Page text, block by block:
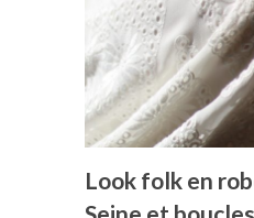
Look folk en